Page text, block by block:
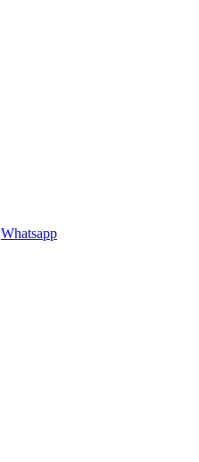
Whatsapp